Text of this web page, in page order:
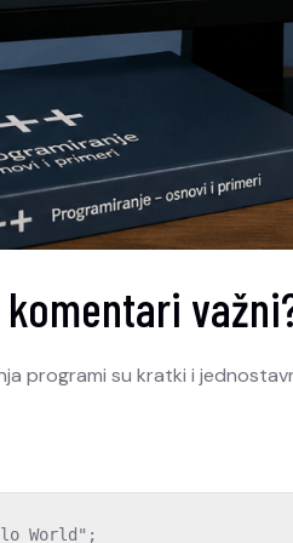
programi su kratki i
World" ;